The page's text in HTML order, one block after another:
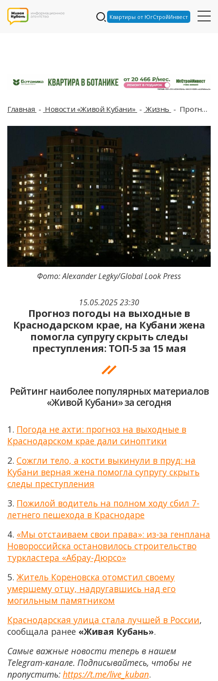
Квартиры от ЮгСтройИнвест
Главная Новости «Живой Кубани» Жизнь Прогноз погоды на выходные в Краснодарском крае, на Кубани жена помогла супругу скрыть следы преступления: ТОП-5 за 15 мая
15.05.2025 23:30
Прогноз погоды на выходные в
Краснодарском крае, на Кубани жена
помогла супругу скрыть следы
преступления: ТОП-5 за 15 мая
Рейтинг наиболее популярных материалов
«Живой Кубани» за сегодня
Фото: Alexander Legky/Global Look Press
1. Погода не ахти: прогноз на выходные в
Краснодарском крае дали синоптики
2. Сожгли тело, а кости выкинули в пруд: на
Кубани верная жена помогла супругу скрыть
следы преступления
3. Пожилой водитель на полном ходу сбил 7-
летнего пешехода в Краснодаре
4. «Мы отстаиваем свои права»: из-за генплана
Новороссийска остановилось строительство
туркластера «Абрау-Дюрсо»
5. Житель Кореновска отомстил своему
умершему отцу, надругавшись над его
могильным памятником
Краснодарская улица стала лучшей в России,
сообщала ранее «Живая Кубань».
Самые важные новости теперь в нашем
Telegram-канале. Подписывайтесь, чтобы не
пропустить: https://t.me/live_kuban.